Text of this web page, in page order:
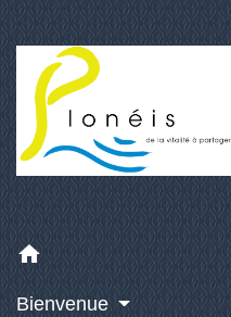
home
Bienvenue